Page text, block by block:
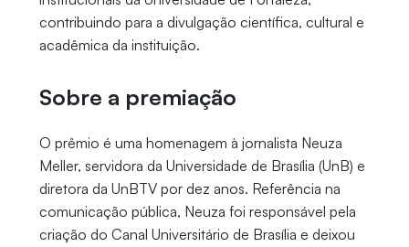
contribuindo para a divulgação científica, cultural e
acadêmica da instituição.
Sobre a premiação
O prêmio é uma homenagem à jornalista Neuza
Meller, servidora da Universidade de Brasília (UnB) e
diretora da UnBTV por dez anos. Referência na
comunicação pública, Neuza foi responsável pela
criação do Canal Universitário de Brasília e deixou